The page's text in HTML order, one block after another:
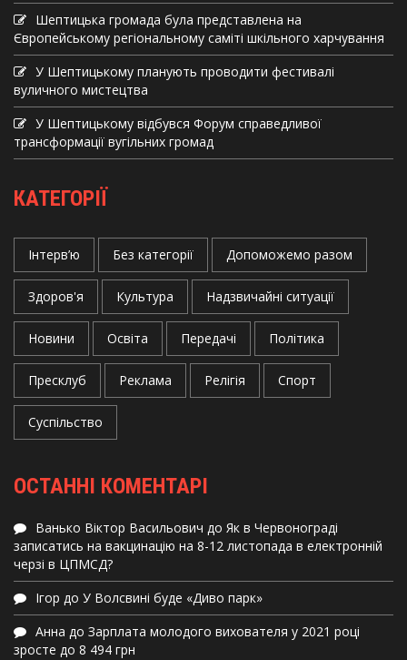
Шептицька громада була представлена на
Європейському регіональному саміті шкільного харчування
У Шептицькому планують проводити фестивалі
вуличного мистецтва
У Шептицькому відбувся Форум справедливої
трансформації вугільних громад
КАТЕГОРІЇ
Інтерв’ю Без категорії Допоможемо разом
Здоров'я Культура Надзвичайні ситуації
Новини Освіта Передачі Політика
Пресклуб Реклама Релігія Спорт
Суспільство
ОСТАННІ КОМЕНТАРІ
Ванько Віктор Васильович до Як в Червонограді
записатись на вакцинацію на 8-12 листопада в електронній
черзі в ЦПМСД?
Ігор до У Волсвині буде «Диво парк»
Анна до Зарплата молодого вихователя у 2021 році
зросте до 8 494 грн